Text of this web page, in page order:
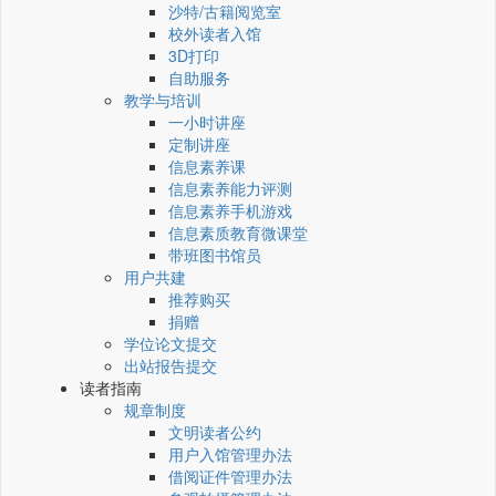
沙特/古籍阅览室
校外读者入馆
3D打印
自助服务
教学与培训
一小时讲座
定制讲座
信息素养课
信息素养能力评测
信息素养手机游戏
信息素质教育微课堂
带班图书馆员
用户共建
推荐购买
捐赠
学位论文提交
出站报告提交
读者指南
规章制度
文明读者公约
用户入馆管理办法
借阅证件管理办法